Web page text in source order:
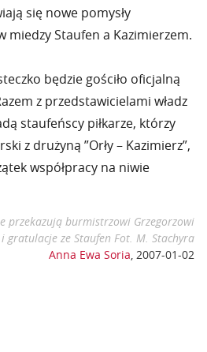
się nowe pomysły
miedzy Staufen a Kazimierzem.
będzie gościło oficjalną
z przedstawicielami władz
staufeńscy piłkarze, którzy
z drużyną ”Orły – Kazimierz”,
współpracy na niwie
przekazują burmistrzowi Grzegorzowi
gratulacje ze Staufen Fot. M. Stachyra
Anna Ewa Soria, 2007-01-02